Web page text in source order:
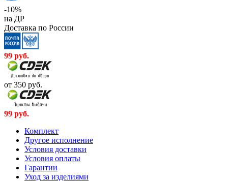
-10%
на ДР
Доставка по России
99 руб.
от 350 руб.
99 руб.
Комплект
Другое исполнение
Условия доставки
Условия оплаты
Гарантии
Уход за изделиями